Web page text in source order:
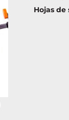
Hojas de